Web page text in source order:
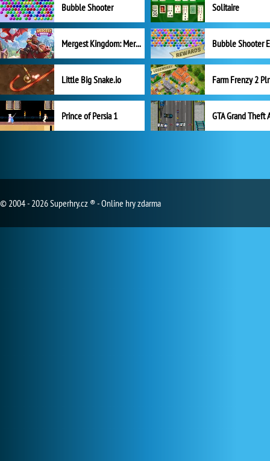
Bubble Shooter Solitaire
Mergest Kingdom: Merge Puzzle
Little Big Snake.io
Prince of Persia 1 GTA Grand Theft
© 2004 - 2026 Superhry.cz ® - Online hry zdarma